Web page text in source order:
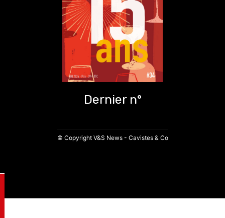
Dernier n°
© Copyright V&S News - Cavistes & Co